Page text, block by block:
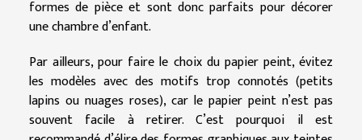
formes de pièce et sont donc parfaits pour décorer
une chambre d’enfant.
Par ailleurs, pour faire le choix du papier peint, évitez
les modèles avec des motifs trop connotés (petits
lapins ou nuages roses), car le papier peint n’est pas
souvent facile à retirer. C’est pourquoi il est